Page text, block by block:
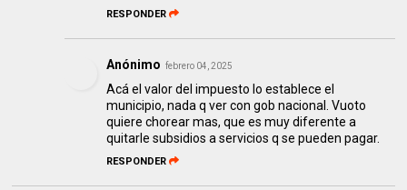
RESPONDER
Anónimo febrero 04, 2025
Acá el valor del impuesto lo establece el
municipio, nada q ver con gob nacional. Vuoto
quiere chorear mas, que es muy diferente a
quitarle subsidios a servicios q se pueden pagar.
RESPONDER